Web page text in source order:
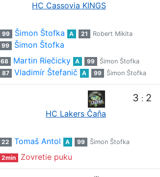
HC Cassovia KINGS
99 Šimon Štofka A 21
Robert Mikita
99 Šimon Štofka
68 Martin Riečicky A 99
Šimon Štofka
87 Vladimír Štefanič A 99 Šimon Štofka
HC Lakers Čaňa
3 : 2
22 Tomaš Antol A 99 Šimon Štofka
2min Zovretie puku